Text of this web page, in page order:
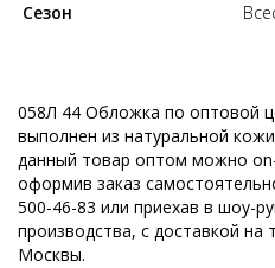
Сезон
058Л 44 Обложка по оптовой
выполнен из натуральной
данный товар оптом можно
оформив заказ
500-46-83 или приехав в шоу-
производства, с доставкой на
Москвы.